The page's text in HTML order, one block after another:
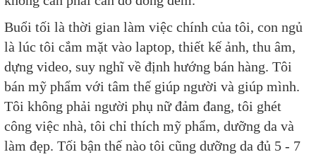
Buổi tối là thời gian làm việc chính của tôi, con ngủ
là lúc tôi cắm mặt vào laptop, thiết kế ảnh, thu âm,
dựng video, suy nghĩ về định hướng bán hàng. Tôi
bán mỹ phẩm với tâm thế giúp người và giúp mình.
Tôi không phải người phụ nữ đảm đang, tôi ghét
công việc nhà, tôi chỉ thích mỹ phẩm, dưỡng da và
làm đẹp. Tối bận thế nào tôi cũng dưỡng da đủ 5 - 7